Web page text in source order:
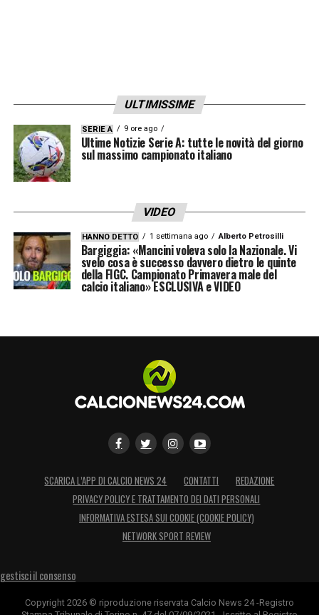
ULTIMISSIME
SERIE A 9 ore ago
Ultime Notizie Serie A: tutte le novità del giorno
sul massimo campionato italiano
VIDEO
HANNO DETTO 1 settimana ago Alberto Petrosilli
Bargiggia: «Mancini voleva solo la Nazionale. Vi
svelo cosa è successo davvero dietro le quinte
della FIGC. Campionato Primavera male del
calcio italiano» ESCLUSIVA e VIDEO
SCARICA L’APP DI CALCIO NEWS 24 CONTATTI
REDAZIONE
PRIVACY POLICY E TRATTAMENTO DEI DATI PERSONALI
INFORMATIVA ESTESA SUI COOKIE (COOKIE POLICY)
NETWORK SPORT REVIEW
gestisci il consenso
Copyright 2026 © riproduzione riservata Calcio News 24 -Registro